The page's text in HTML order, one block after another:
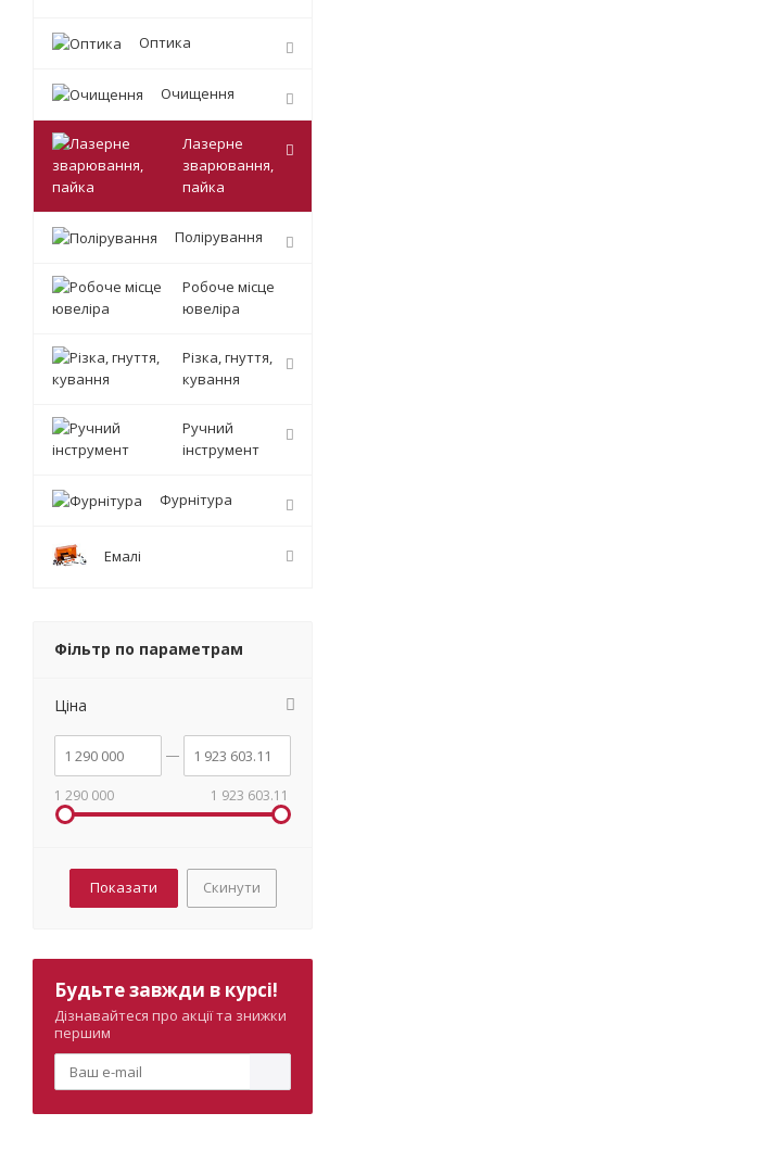
Оптика
Очищення
Лазерне
зварювання,
пайка
Полірування
Робоче місце
ювеліра
Різка, гнуття,
кування
Ручний
інструмент
Фурнітура
Емалі
Фільтр по параметрам
Ціна
1 290 000 1 923 603.11
Скинути
Будьте завжди в курсі!
Дізнавайтеся про акції та знижки
першим